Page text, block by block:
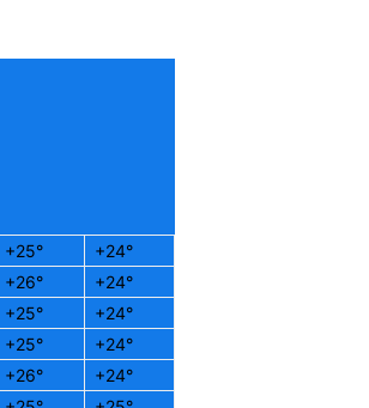
+25° +24°
+26° +24°
+25° +24°
+25° +24°
+26° +24°